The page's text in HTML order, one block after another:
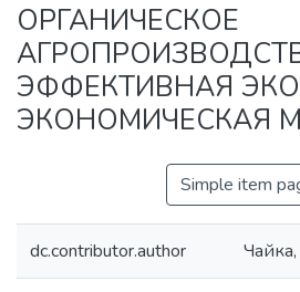
Statistics
ОРГАНИЧЕСКОЕ
ЭФФЕКТИВНАЯ
ЭКОНОМИЧЕСКАЯ
Simple item
dc.contributor.author Чайка,